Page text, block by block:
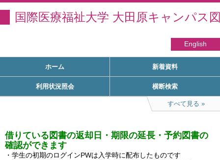
国際医療福祉大学 大田原キャンパス
English
ホーム 新着資料
利用状況照会 横断検索
すべて見る
借りている図書の返却日・期限の延長・予約図書の
確認ができます
・学生の初期のログインPWは入学時に配布したものです